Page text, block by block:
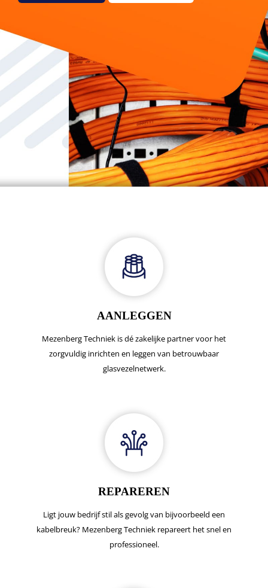
AANLEGGEN
Mezenberg Techniek is dé zakelijke partner voor het
zorgvuldig inrichten en leggen van betrouwbaar
glasvezelnetwerk.
REPAREREN
Ligt jouw bedrijf stil als gevolg van bijvoorbeeld een
kabelbreuk? Mezenberg Techniek repareert het snel en
professioneel.